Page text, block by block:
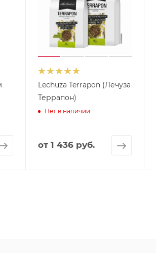
Lechuza Terrapon (Лечуза
Террапон)
Нет в наличии
от 1 436 руб.